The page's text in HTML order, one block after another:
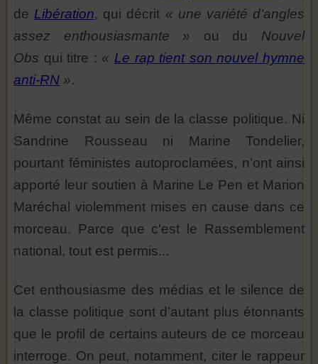
de Libération, qui décrit « une variété d’angles
assez enthousiasmante » ou du Nouvel
Obs qui titre : « Le rap tient son nouvel hymne
anti-RN ».
Même constat au sein de la classe politique. Ni
Sandrine Rousseau ni Marine Tondelier,
pourtant féministes autoproclamées, n’ont ainsi
apporté leur soutien à Marine Le Pen et Marion
Maréchal violemment mises en cause dans ce
morceau. Parce que c'est le Rassemblement
national, tout est permis...
Cet enthousiasme des médias et le silence de
la classe politique sont d’autant plus étonnants
que le profil de certains auteurs de ce morceau
interroge. On peut, notamment, citer le rappeur